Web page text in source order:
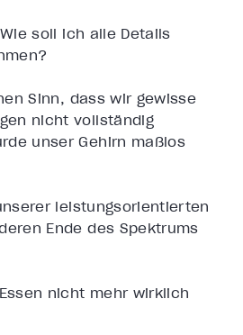
soll ich alle Details
Sinn, dass wir gewisse
nicht vollständig
unser Gehirn maßlos
leistungsorientierten
Ende des Spektrums
nicht mehr wirklich